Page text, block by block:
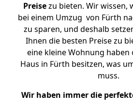
Preisezu bieten. Wir wissen,
bei einem Umzug von Fürth
zu sparen, und deshalb
Ihnen die besten Preise zu
eine kleine Wohnung haben
Haus in Fürth besitzen, was
muss.
Wir haben immer die